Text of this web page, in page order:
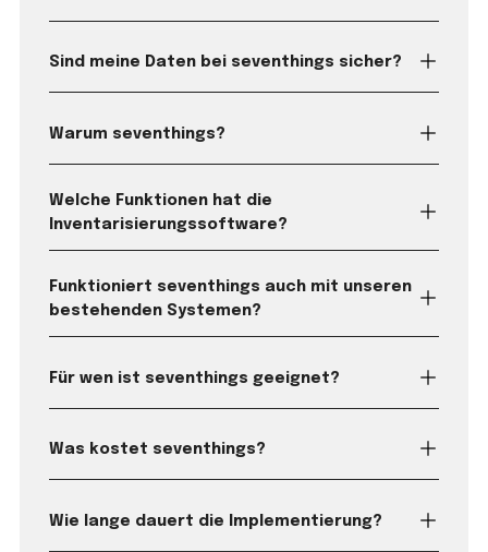
Sind meine Daten bei seventhings sicher?
Warum seventhings?
Welche Funktionen hat die
Inventarisierungssoftware?
Funktioniert seventhings auch mit unseren
bestehenden Systemen?
Für wen ist seventhings geeignet?
Was kostet seventhings?
Wie lange dauert die Implementierung?